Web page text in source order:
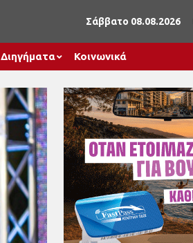
Σάββατο 08.08.2026
Διηγήματα Κοινωνικά